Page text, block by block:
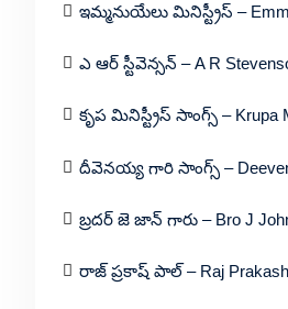
ఇమ్మనుయేలు మినిస్ట్రీస్ –
ఎ ఆర్ స్టీవెన్సన్ – A R
కృప మినిస్ట్రీస్ సాంగ్స్ – Krupa
దీవెనయ్య గారి సాంగ్స్ –
బ్రదర్ జె జాన్ గారు – Bro J
రాజ్ ప్రకాష్ పాల్ – Raj